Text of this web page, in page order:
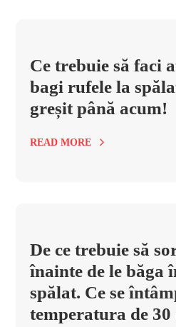
Ce trebuie să faci
bagi rufele la
greșit până acum!
READ MORE
De ce trebuie să
înainte de le băga
spălat. Ce se
temperatura de 30